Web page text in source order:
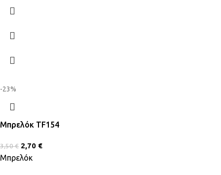
-23%
Μπρελόκ TF154
3,50€ 2,70 €
Μπρελόκ